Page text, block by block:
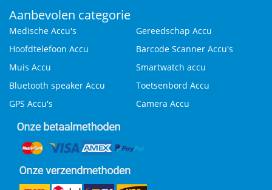
Aanbevolen categorie
Medische Accu's
Gereedschap Accu
Hoofdtelefoon Accu
Barcode Scanner Accu's
Muis Accu
Smartwatch accu
Bluetooth speaker Accu
Toetsenbord Accu
GPS Accu's
Camera Accu